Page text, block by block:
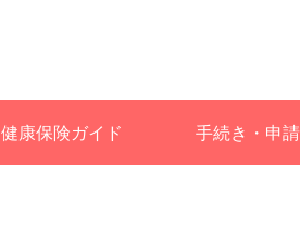
健康保険ガイド 手続き・申請